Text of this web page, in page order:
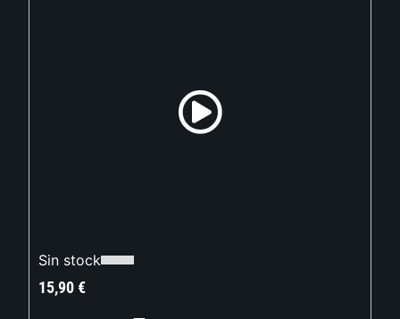
Sin stock
15,90€